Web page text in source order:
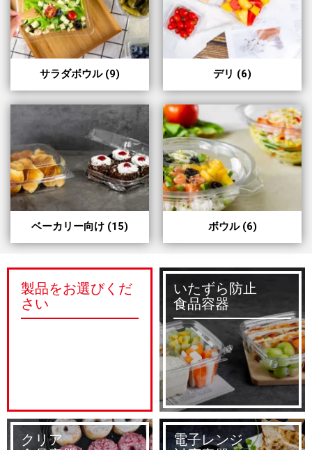
サラダボウル (9) デリ (6)
ベーカリー向け (15) ボウル (6)
製品をお選びくだ
さい
いたずら防止
食品容器
クリア
電子レンジ